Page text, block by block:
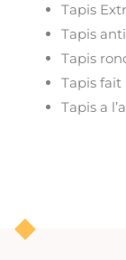
Tapis
Tapis
Tapis
Tapis
Tapis a